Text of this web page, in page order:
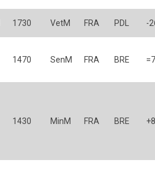
1730 VetM FRA PDL -
1470 SenM FRA BRE
1430 MinM FRA BRE